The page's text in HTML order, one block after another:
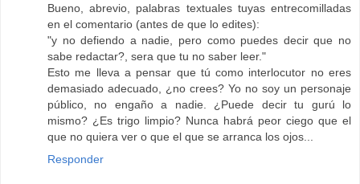
Bueno, abrevio, palabras textuales tuyas entrecomilladas
en el comentario (antes de que lo edites):
"y no defiendo a nadie, pero como puedes decir que no
sabe redactar?, sera que tu no saber leer."
Esto me lleva a pensar que tú como interlocutor no eres
demasiado adecuado, ¿no crees? Yo no soy un personaje
público, no engaño a nadie. ¿Puede decir tu gurú lo
mismo? ¿Es trigo limpio? Nunca habrá peor ciego que el
que no quiera ver o que el que se arranca los ojos...
Responder